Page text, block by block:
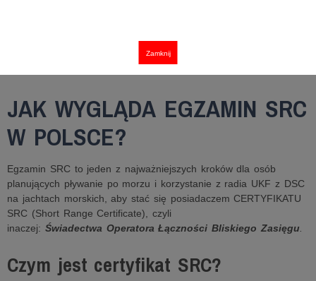
Zamknij
JAK WYGLĄDA EGZAMIN SRC
W POLSCE?
Egzamin SRC to jeden z najważniejszych kroków dla osób
planujących pływanie po morzu i korzystanie z radia UKF z DSC
na jachtach morskich, aby stać się posiadaczem CERTYFIKATU
SRC (Short Range Certificate), czyli
inaczej: Świadectwa Operatora Łączności Bliskiego Zasięgu
Czym jest certyfikat SRC?